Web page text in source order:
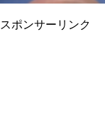
スポンサーリンク